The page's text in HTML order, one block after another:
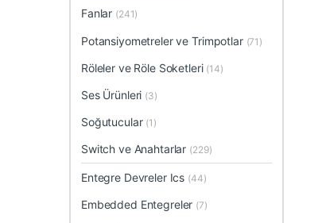
Fanlar (241)
Potansiyometreler ve Trimpotlar (71)
Röleler ve Röle Soketleri (14)
Ses Ürünleri (3)
Soğutucular (1)
Switch ve Anahtarlar (229)
Entegre Devreler Ics (44)
Embedded Entegreler (7)